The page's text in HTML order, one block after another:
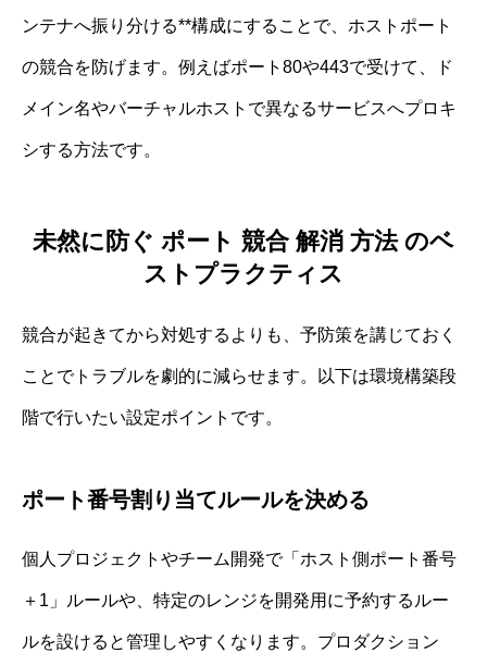
ンテナへ振り分ける**構成にすることで、ホストポート
の競合を防げます。例えばポート80や443で受けて、ド
メイン名やバーチャルホストで異なるサービスへプロキ
シする方法です。
未然に防ぐ ポート 競合 解消 方法 のベ
ストプラクティス
競合が起きてから対処するよりも、予防策を講じておく
ことでトラブルを劇的に減らせます。以下は環境構築段
階で行いたい設定ポイントです。
ポート番号割り当てルールを決める
個人プロジェクトやチーム開発で「ホスト側ポート番号
＋1」ルールや、特定のレンジを開発用に予約するルー
ルを設けると管理しやすくなります。プロダクション